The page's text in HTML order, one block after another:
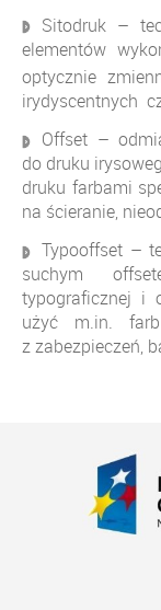
Sitodruk –
elementów
optycznie
irydyscentnych
Offset –
do druku
druku farbami
na ścieranie,
Typooffset –
suchym
typograficznej i
użyć m.in.
z zabezpieczeń,